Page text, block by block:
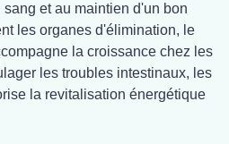
et au maintien d'un bon
les organes d'élimination, le
la croissance chez les
les troubles intestinaux, les
la revitalisation énergétique